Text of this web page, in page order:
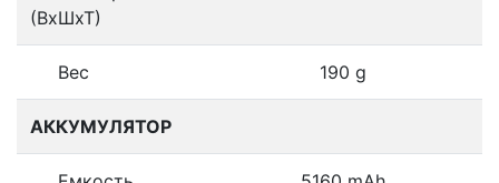
(ВхШхТ)
Вес 190 g
АККУМУЛЯТОР